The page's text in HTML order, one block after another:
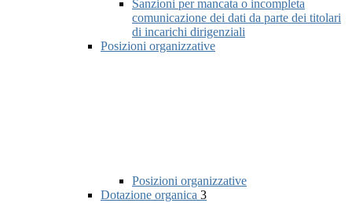
Sanzioni per mancata o incompleta
comunicazione dei dati da parte dei titolari
di incarichi dirigenziali
Posizioni organizzative
Posizioni organizzative
Dotazione organica 3